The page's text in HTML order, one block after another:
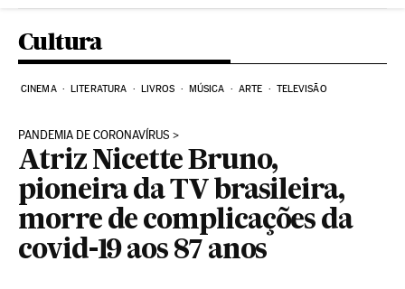
Cultura
CINEMA LITERATURA LIVROS MÚSICA ARTE TELEVISÃO
PANDEMIA DE CORONAVÍRUS
Atriz Nicette Bruno,
pioneira da TV brasileira,
morre de complicações da
covid-19 aos 87 anos